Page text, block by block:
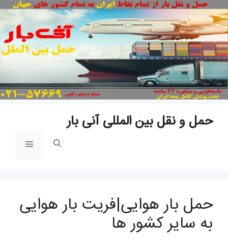
پرش
به
حمل و نقل بین المللی آنی بار
فهرست
حمل بار هوایی|فریت بار هوایی
به سایر کشور ها